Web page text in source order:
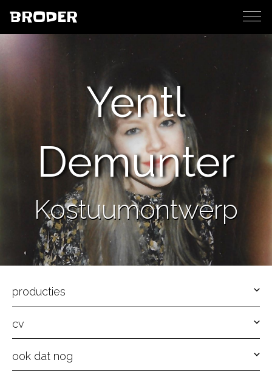
BRODER
Yentl
Demunter
Kostuumontwerp
producties
cv
ook dat nog